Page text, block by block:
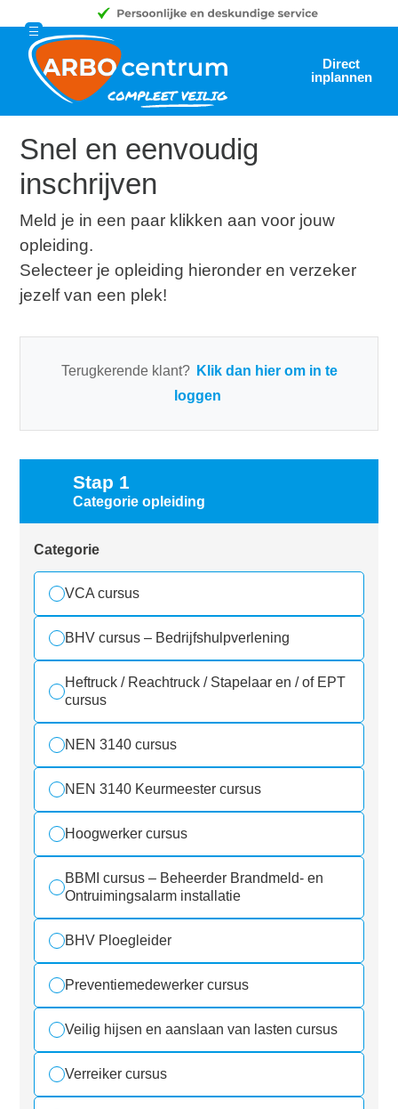
Direct
inplannen
Snel en eenvoudig
inschrijven
Meld je in een paar klikken aan voor jouw
opleiding.
Selecteer je opleiding hieronder en verzeker
jezelf van een plek!
Terugkerende klant? Klik dan hier om in te
loggen
Stap 1
Categorie opleiding
Categorie
VCA cursus
BHV cursus – Bedrijfshulpverlening
Heftruck / Reachtruck / Stapelaar en / of EPT
cursus
NEN 3140 cursus
NEN 3140 Keurmeester cursus
Hoogwerker cursus
BBMI cursus – Beheerder Brandmeld- en
Ontruimingsalarm installatie
BHV Ploegleider
Preventiemedewerker cursus
Veilig hijsen en aanslaan van lasten cursus
Verreiker cursus